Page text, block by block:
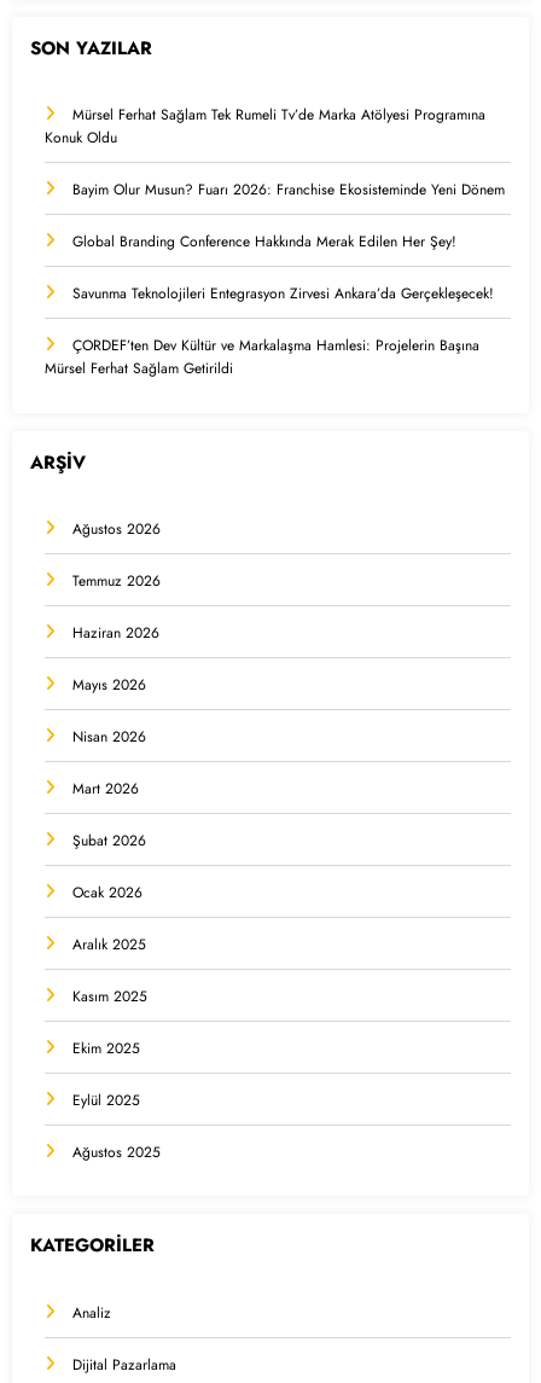
SON YAZILAR
Mürsel Ferhat Sağlam Tek Rumeli Tv’de Marka Atölyesi Programına
Konuk Oldu
Bayim Olur Musun? Fuarı 2026: Franchise Ekosisteminde Yeni Dönem
Global Branding Conference Hakkında Merak Edilen Her Şey!
Savunma Teknolojileri Entegrasyon Zirvesi Ankara’da Gerçekleşecek!
ÇORDEF’ten Dev Kültür ve Markalaşma Hamlesi: Projelerin Başına
Mürsel Ferhat Sağlam Getirildi
ARŞİV
Ağustos 2026
Temmuz 2026
Haziran 2026
Mayıs 2026
Nisan 2026
Mart 2026
Şubat 2026
Ocak 2026
Aralık 2025
Kasım 2025
Ekim 2025
Eylül 2025
Ağustos 2025
KATEGORİLER
Analiz
Dijital Pazarlama